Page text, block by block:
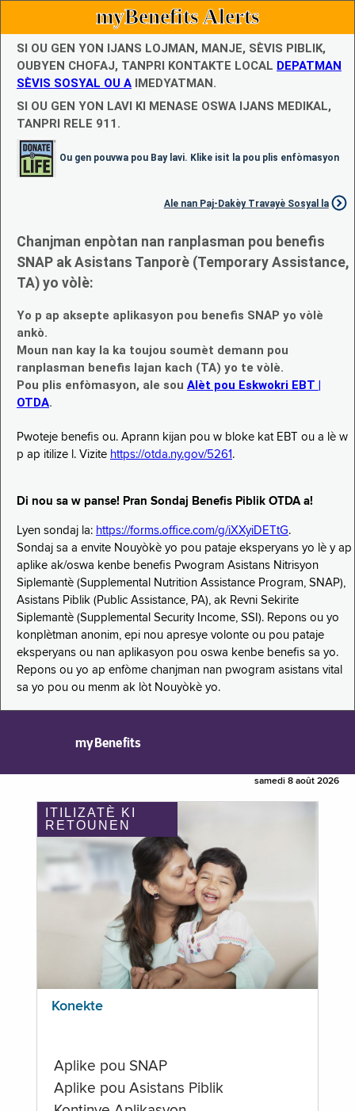
myBenefits Alerts
SI OU GEN YON IJANS LOJMAN, MANJE, SÈVIS PIBLIK,
OUBYEN CHOFAJ, TANPRI KONTAKTE LOCAL DEPATMAN
SÈVIS SOSYAL OU A IMEDYATMAN.
SI OU GEN YON LAVI KI MENASE OSWA IJANS MEDIKAL,
TANPRI RELE 911.
Ou gen pouvwa pou Bay lavi. Klike isit la pou plis enfòmasyon
Ale nan Paj-Dakèy Travayè Sosyal la
Chanjman enpòtan nan ranplasman pou benefis
SNAP ak Asistans Tanporè (Temporary Assistance,
TA) yo vòlè:
Yo p ap aksepte aplikasyon pou benefis SNAP yo vòlè
ankò.
Moun nan kay la ka toujou soumèt demann pou
ranplasman benefis lajan kach (TA) yo te vòlè.
Pou plis enfòmasyon, ale sou Alèt pou Eskwokri EBT |
OTDA.
Pwoteje benefis ou. Aprann kijan pou w bloke kat EBT ou a lè w
p ap itilize l. Vizite https://otda.ny.gov/5261 .
Di nou sa w panse! Pran Sondaj Benefis Piblik OTDA a!
Lyen sondaj la: https://forms.office.com/g/iXXyiDETtG.
Sondaj sa a envite Nouyòkè yo pou pataje eksperyans yo lè y ap
aplike ak/oswa kenbe benefis Pwogram Asistans Nitrisyon
Siplemantè (Supplemental Nutrition Assistance Program, SNAP),
Asistans Piblik (Public Assistance, PA), ak Revni Sekirite
Siplemantè (Supplemental Security Income, SSI). Repons ou yo
konplètman anonim, epi nou apresye volonte ou pou pataje
eksperyans ou nan aplikasyon pou oswa kenbe benefis sa yo.
Repons ou yo ap enfòme chanjman nan pwogram asistans vital
sa yo pou ou menm ak lòt Nouyòkè yo.
myBenefits
samedi 8 août 2026
ITILIZATÈ KI
RETOUNEN
Konekte
Aplike pou SNAP
Aplike pou Asistans Piblik